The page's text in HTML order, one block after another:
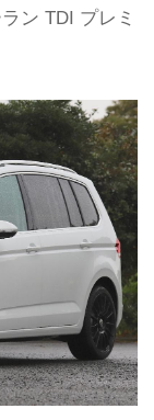
ン TDI プレミ